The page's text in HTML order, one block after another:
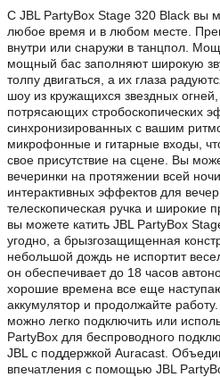
С JBL PartyBox Stage 320 Black вы
любое время и в любом месте.
внутри или снаружи в танцпол.
мощный бас заполняют широкую
толпу двигаться, а их глаза
шоу из кружащихся звездных
потрясающих стробоскопических
синхронизированных с вашим
микрофонные и гитарные входы,
свое присутствие на сцене. Вы
вечеринки на протяжении всей
интерактивных эффектов для
телескопическая ручка и широкие
вы можете катить JBL PartyBox
угодно, а брызгозащищенная
небольшой дождь не испортит
он обеспечивает до 18 часов
хорошие времена все еще
аккумулятор и продолжайте
можно легко подключить или
PartyBox для беспроводного
JBL с поддержкой Auracast.
впечатления с помощью JBL